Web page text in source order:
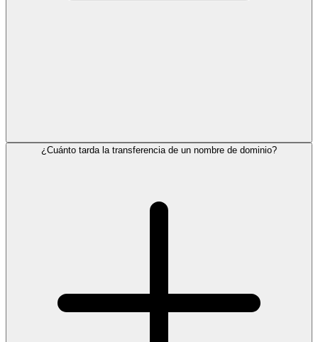
¿Cuánto tarda la transferencia de un nombre de dominio?